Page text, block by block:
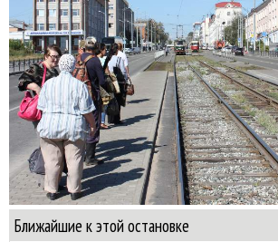
Ближайшие к этой остановке